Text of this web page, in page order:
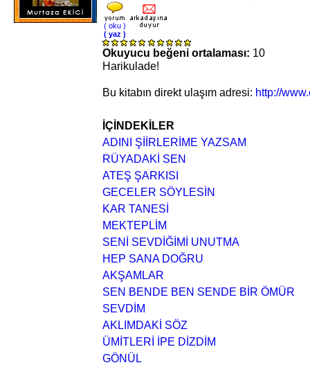
( oku )
( yaz )
Okuyucu beğeni ortalaması: 10
Harikulade!
Bu kitabın direkt ulaşım adresi: http://
İÇİNDEKİLER
ADINI ŞİİRLERİME YAZSAM
RÜYADAKİ SEN
ATEŞ ŞARKISI
GECELER SÖYLESİN
KAR TANESİ
MEKTEPLİM
SENİ SEVDİĞİMİ UNUTMA
HEP SANA DOĞRU
AKŞAMLAR
SEN BENDE BEN SENDE BİR ÖMÜR
SEVDİM
AKLIMDAKİ SÖZ
ÜMİTLERİ İPE DİZDİM
GÖNÜL